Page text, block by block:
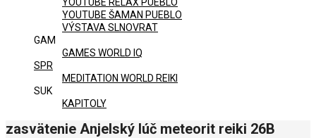
YOUTUBE ŠAMAN PUEBLO
VÝSTAVA SLNOVRAT
GAM
GAMES WORLD IQ
SPR
MEDITATION WORLD REIKI
SUK
KAPITOLY
zasvätenie Anjelský lúč meteorit reiki 26B